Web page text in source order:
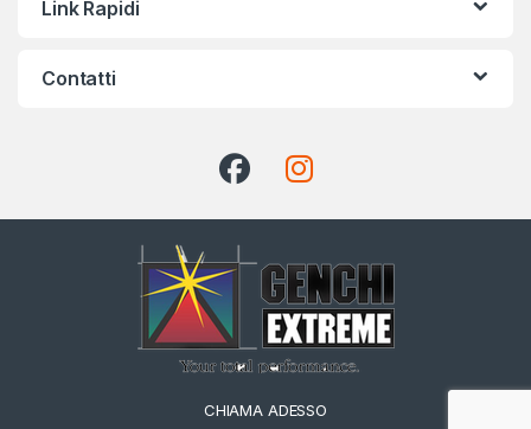
Link Rapidi
Contatti
CHIAMA ADESSO